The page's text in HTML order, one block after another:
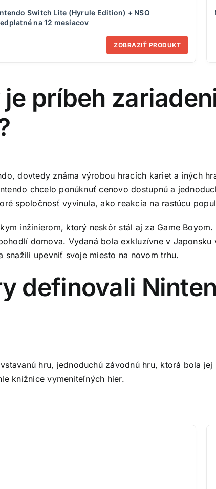
Switch Lite (Hyrule Edition) + NSO
na 12 mesiacov
ZOBRAZIŤ PRODUKT
príbeh
dovtedy známa výrobou hracích kariet a iných
chcelo ponúknuť cenovo dostupnú a
spoločnosť vyvinula, ako reakcia na rastúcu
inžinierom, ktorý neskôr stál aj za Game
domova. Vydaná bola exkluzívne v Japonsku
upevniť svoje miesto na novom trhu.
definovali
hru, jednoduchú závodnú hru, ktorá bola
knižnice vymeniteľných hier.